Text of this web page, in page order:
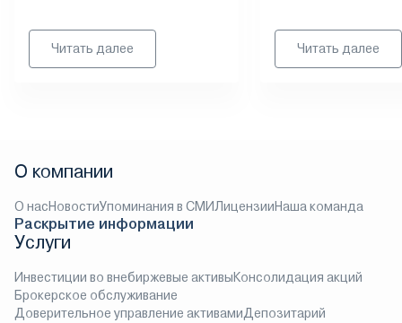
Читать далее Читать далее
О компании
О насНовостиУпоминания в СМИЛицензииНаша команда
Раскрытие информации
Услуги
Инвестиции во внебиржевые активыКонсолидация акций
Брокерское обслуживание
Доверительное управление активамиДепозитарий